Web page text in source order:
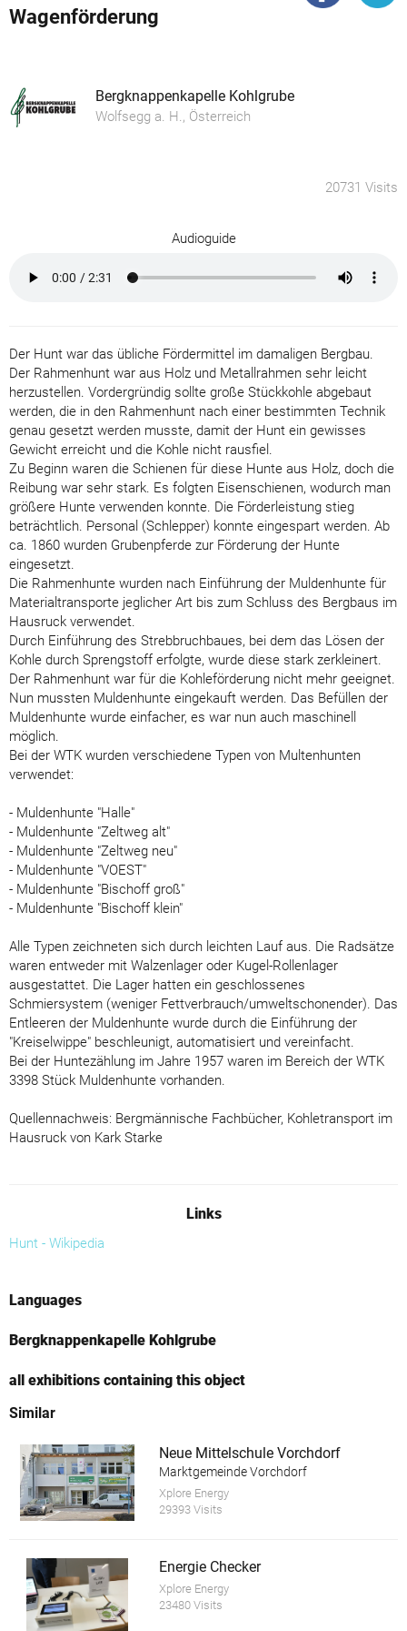
Wagenförderung
Bergknappenkapelle Kohlgrube
Wolfsegg a. H., Österreich
20731 Visits
Audioguide
Der Hunt war das übliche Fördermittel im damaligen Bergbau.
Der Rahmenhunt war aus Holz und Metallrahmen sehr leicht
herzustellen. Vordergründig sollte große Stückkohle abgebaut
werden, die in den Rahmenhunt nach einer bestimmten Technik
genau gesetzt werden musste, damit der Hunt ein gewisses
Gewicht erreicht und die Kohle nicht rausfiel.
Zu Beginn waren die Schienen für diese Hunte aus Holz, doch die
Reibung war sehr stark. Es folgten Eisenschienen, wodurch man
größere Hunte verwenden konnte. Die Förderleistung stieg
beträchtlich. Personal (Schlepper) konnte eingespart werden. Ab
ca. 1860 wurden Grubenpferde zur Förderung der Hunte
eingesetzt.
Die Rahmenhunte wurden nach Einführung der Muldenhunte für
Materialtransporte jeglicher Art bis zum Schluss des Bergbaus im
Hausruck verwendet.
Durch Einführung des Strebbruchbaues, bei dem das Lösen der
Kohle durch Sprengstoff erfolgte, wurde diese stark zerkleinert.
Der Rahmenhunt war für die Kohleförderung nicht mehr geeignet.
Nun mussten Muldenhunte eingekauft werden. Das Befüllen der
Muldenhunte wurde einfacher, es war nun auch maschinell
möglich.
Bei der WTK wurden verschiedene Typen von Multenhunten
verwendet:
- Muldenhunte "Halle"
- Muldenhunte "Zeltweg alt"
- Muldenhunte "Zeltweg neu"
- Muldenhunte "VOEST"
- Muldenhunte "Bischoff groß"
- Muldenhunte "Bischoff klein"
Alle Typen zeichneten sich durch leichten Lauf aus. Die Radsätze
waren entweder mit Walzenlager oder Kugel-Rollenlager
ausgestattet. Die Lager hatten ein geschlossenes
Schmiersystem (weniger Fettverbrauch/umweltschonender). Das
Entleeren der Muldenhunte wurde durch die Einführung der
"Kreiselwippe" beschleunigt, automatisiert und vereinfacht.
Bei der Huntezählung im Jahre 1957 waren im Bereich der WTK
3398 Stück Muldenhunte vorhanden.
Quellennachweis: Bergmännische Fachbücher, Kohletransport im
Hausruck von Kark Starke
Links
Hunt - Wikipedia
Languages
Bergknappenkapelle Kohlgrube
all exhibitions containing this object
Similar
Neue Mittelschule Vorchdorf
Marktgemeinde Vorchdorf
Xplore Energy
29393 Visits
Energie Checker
Xplore Energy
23480 Visits